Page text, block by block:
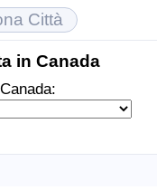
in Canada
Della Vita (corrente)
delle Case (Corrente)
della Vita